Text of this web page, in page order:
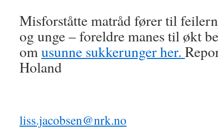
Misforståtte matråd fører til
og unge – foreldre manes til økt
omusunne sukkerunger her.
Holand
liss.jacobsen@nrk.no